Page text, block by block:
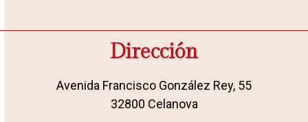
Dirección
Avenida Francisco González Rey, 55
32800 Celanova